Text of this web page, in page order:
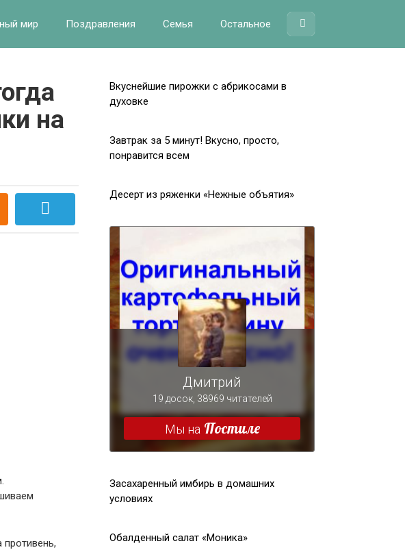
мир Поздравления Семья Остальное
на
Вкуснейшие пирожки с абрикосами в
духовке
Завтрак за 5 минут! Вкусно, просто,
понравится всем
Десерт из ряженки «Нежные объятия»
Засахаренный имбирь в домашних
условиях
Обалденный салат «Моника»